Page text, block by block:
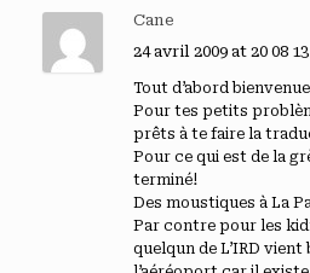
Cane
24 avril 2009 at 20 08
Tout d’abord
Pour tes petits
prêts à te faire la
Pour ce qui est de la
terminé!
Des moustiques à La
Par contre pour les
quelqun de L’IRD